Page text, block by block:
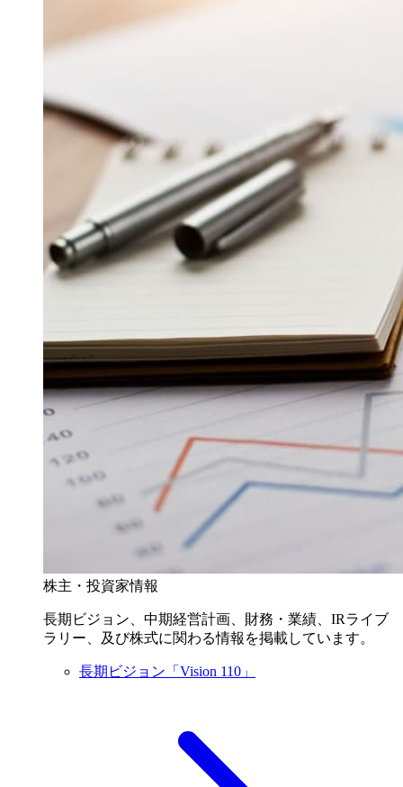
株主・投資家情報
長期ビジョン、中期経営計画、財務・業績、IRライブ
ラリー、及び株式に関わる情報を掲載しています。
長期ビジョン「Vision 110」